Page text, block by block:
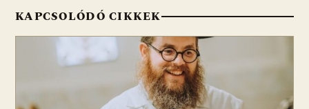
KAPCSOLÓDÓ CIKKEK